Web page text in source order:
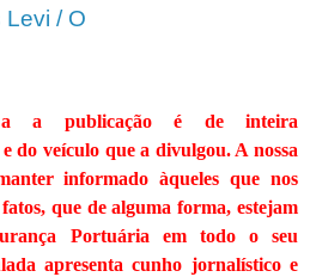
/ O
a a publicação é de inteira
do veículo que a divulgou. A nossa
informado àqueles que nos
que de alguma forma, estejam
Portuária em todo o seu
apresenta cunho jornalístico e